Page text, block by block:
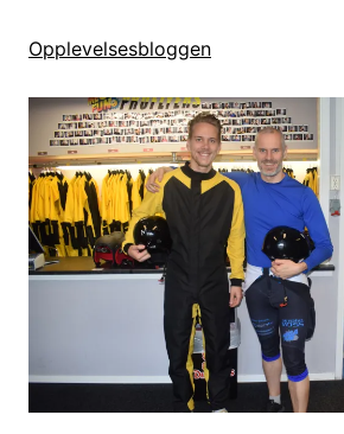
Opplevelsesbloggen